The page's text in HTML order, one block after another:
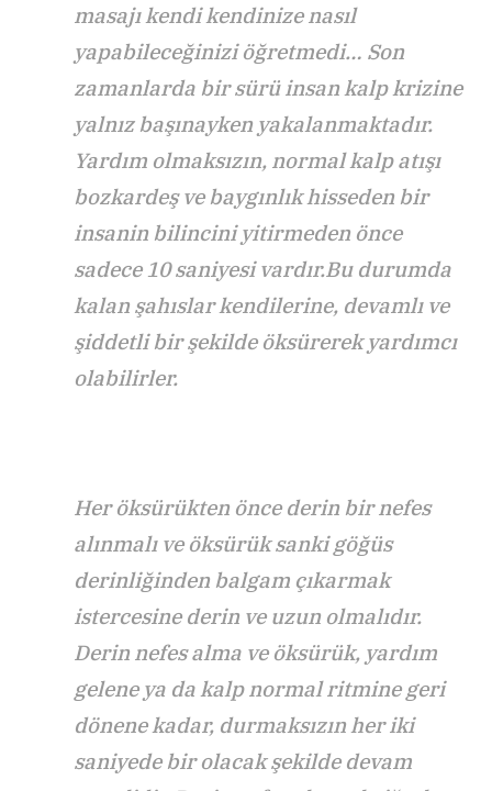
masajı kendi kendinize nasıl
yapabileceğinizi öğretmedi… Son
zamanlarda bir sürü insan kalp krizine
yalnız başınayken yakalanmaktadır.
Yardım olmaksızın, normal kalp atışı
bozkardeş ve baygınlık hisseden bir
insanin bilincini yitirmeden önce
sadece 10 saniyesi vardır.Bu durumda
kalan şahıslar kendilerine, devamlı ve
şiddetli bir şekilde öksürerek yardımcı
olabilirler.
Her öksürükten önce derin bir nefes
alınmalı ve öksürük sanki göğüs
derinliğinden balgam çıkarmak
istercesine derin ve uzun olmalıdır.
Derin nefes alma ve öksürük, yardım
gelene ya da kalp normal ritmine geri
dönene kadar, durmaksızın her iki
saniyede bir olacak şekilde devam